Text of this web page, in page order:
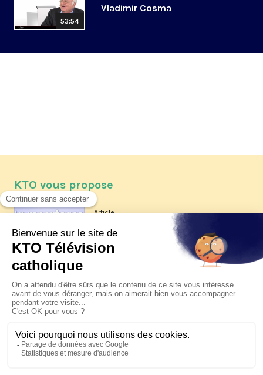
53:54
Vladimir Cosma
KTO vous propose
Article
Les reportages d'été 2026 de KTO
La visite pastorale du pape Léon
XIV à Assise à suivre sur KTO le
jeudi 6 août
Le pape en Uruguay, Argentine et
Pérou du 6 au 17 novembre 2026